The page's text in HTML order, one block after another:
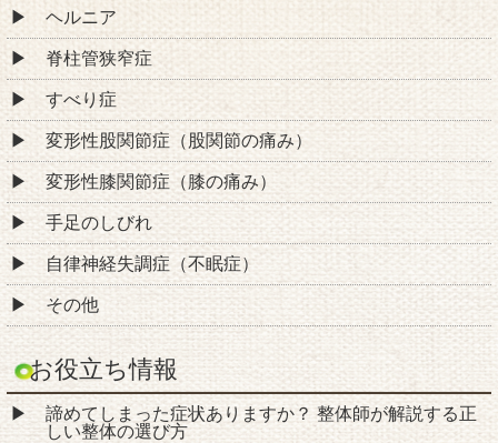
ヘルニア
脊柱管狭窄症
すべり症
変形性股関節症（股関節の痛み）
変形性膝関節症（膝の痛み）
手足のしびれ
自律神経失調症（不眠症）
その他
お役立ち情報
諦めてしまった症状ありますか？ 整体師が解説する正
しい整体の選び方